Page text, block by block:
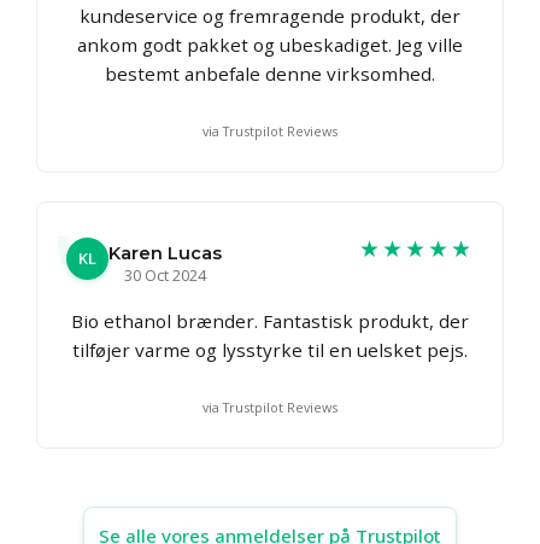
kundeservice og fremragende produkt, der
ankom godt pakket og ubeskadiget. Jeg ville
bestemt anbefale denne virksomhed.
via Trustpilot Reviews
KL
Karen Lucas
30 Oct 2024
★★★★★
Bio ethanol brænder. Fantastisk produkt, der
tilføjer varme og lysstyrke til en uelsket pejs.
via Trustpilot Reviews
Se alle vores anmeldelser på Trustpilot